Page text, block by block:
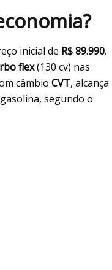
inicial de R$ 89.990.
flex(130 cv) nas
câmbio CVT, alcança
segundo o